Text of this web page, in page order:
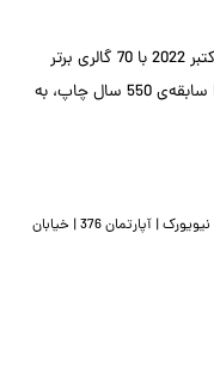
آرت‌فر حضوری آی.اِف.پی.دی.اِی، در 27 تا 30 اکتبر 2022 با 70 گالری برتر
جهان و مورد تایید اعضای آی.اِف.پی.دی.اِی، با سابقه‌‌ی 550 سال چاپ، به
ایالات متحده | نیویورک 10001 | نیویورک | آپارتمان 376 | خیابان